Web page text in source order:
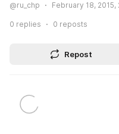
@ru_chp February 18, 2015,
0 replies 0 reposts
Repost